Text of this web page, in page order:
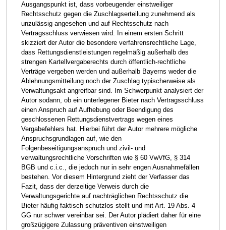
Ausgangspunkt ist, dass vorbeugender einstweiliger
Rechtsschutz gegen die Zuschlagserteilung zunehmend als
unzulässig angesehen und auf Rechtsschutz nach
Vertragsschluss verwiesen wird. In einem ersten Schritt
skizziert der Autor die besondere verfahrensrechtliche Lage,
dass Rettungsdienstleistungen regelmäßig außerhalb des
strengen Kartellvergaberechts durch öffentlich-rechtliche
Verträge vergeben werden und außerhalb Bayerns weder die
Ablehnungsmitteilung noch der Zuschlag typischerweise als
Verwaltungsakt angreifbar sind. Im Schwerpunkt analysiert der
Autor sodann, ob ein unterlegener Bieter nach Vertragsschluss
einen Anspruch auf Aufhebung oder Beendigung des
geschlossenen Rettungsdienstvertrags wegen eines
Vergabefehlers hat. Hierbei führt der Autor mehrere mögliche
Anspruchsgrundlagen auf, wie den
Folgenbeseitigungsanspruch und zivil- und
verwaltungsrechtliche Vorschriften wie § 60 VwVfG, § 314
BGB und c.i.c., die jedoch nur in sehr engen Ausnahmefällen
bestehen. Vor diesem Hintergrund zieht der Verfasser das
Fazit, dass der derzeitige Verweis durch die
Verwaltungsgerichte auf nachträglichen Rechtsschutz die
Bieter häufig faktisch schutzlos stellt und mit Art. 19 Abs. 4
GG nur schwer vereinbar sei. Der Autor plädiert daher für eine
großzügigere Zulassung präventiven einstweiligen